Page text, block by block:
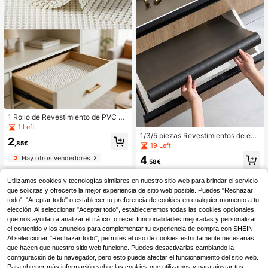
1 Rollo de Revestimiento de PVC pa
ra Cajones y Estantes, Revestimient
o Antideslizante para Gabinetes de
Cocina, Sin Pegamento, Reforzado,
inetes y Estantes, Gabinetes de Bañ
o, Blanco (60*100cm/23.6*39.4in)
1 Left
2 ,85€
2Hay otros vendedores
hadillas a prueba de humedad para
gabinetes, resistentes al aceite y al
agua, fáciles de limpiar
1/3/5 piezas Revestimientos de est
ante negros de 11.8" X 59", revestim
ientos de gabinete antideslizantes
pequeños, revestimientos de cajón
transparentes sin adhesivo, alfombr
illas de refrigerador de EVA imperme
ables, revestimientos fáciles de cort
ar para estantes, escritorios, gabine
tes y cocinas, artículos esenciales
para el hogar.
19 Left
4 ,58€
Utilizamos cookies y tecnologías similares en nuestro sitio web para brindar el servicio
que solicitas y ofrecerte la mejor experiencia de sitio web posible. Puedes "Rechazar
todo", "Aceptar todo" o establecer tu preferencia de cookies en cualquier momento a tu
elección. Al seleccionar "Aceptar todo", estableceremos todas las cookies opcionales,
que nos ayudan a analizar el tráfico, ofrecer funcionalidades mejoradas y personalizar
el contenido y los anuncios para complementar tu experiencia de compra con SHEIN.
Al seleccionar "Rechazar todo", permites el uso de cookies estrictamente necesarias
que hacen que nuestro sitio web funcione. Puedes desactivarlas cambiando la
configuración de tu navegador, pero esto puede afectar el funcionamiento del sitio web.